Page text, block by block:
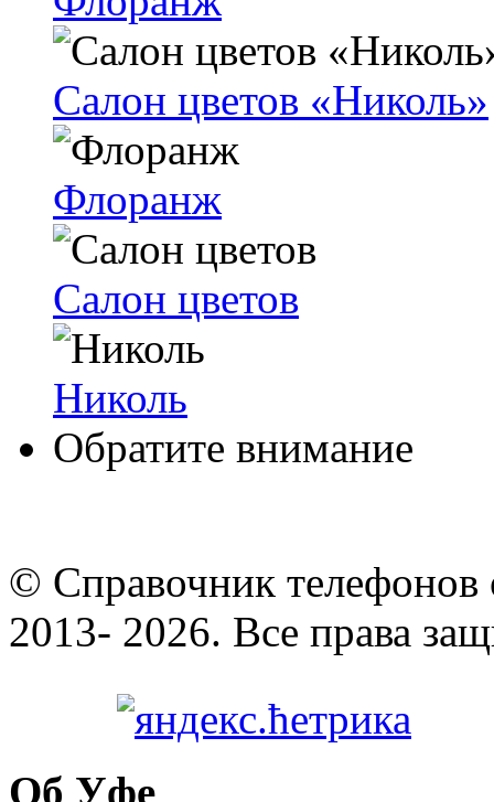
Салон цветов «Николь»
Флоранж
Салон цветов
Николь
Обратите внимание
© Cправочник телефонов
2013- 2026. Все права
Об Уфе